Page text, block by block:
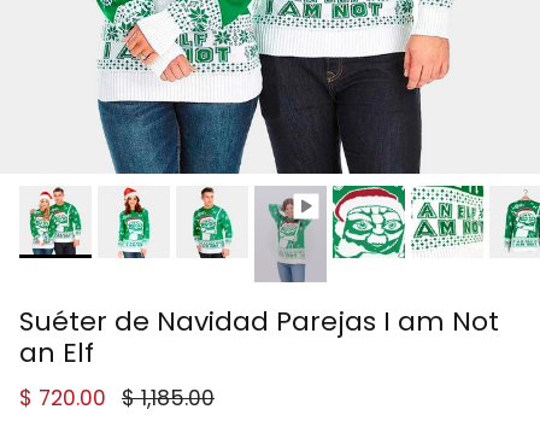
Suéter de Navidad Parejas I am Not
an Elf
Precio de venta
$ 720.00 Precio normal
$ 1,185.00